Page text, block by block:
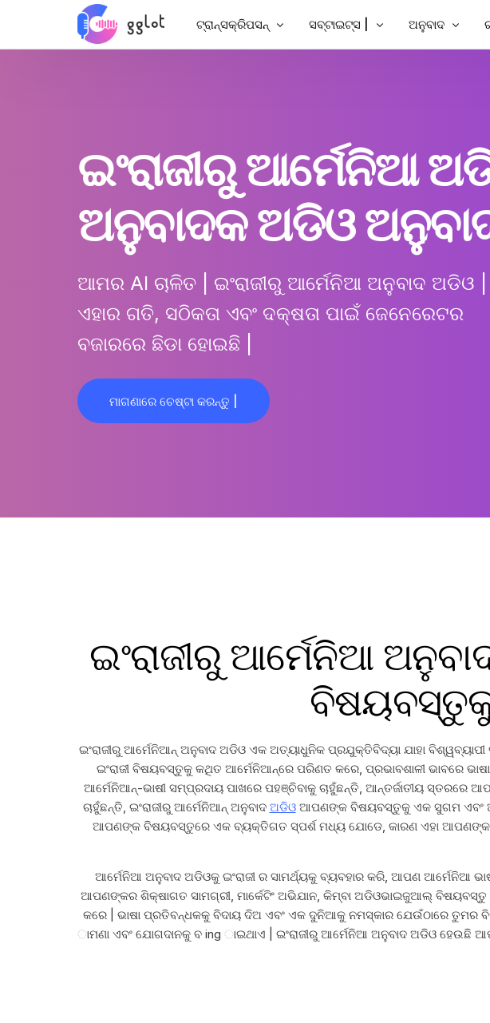
ଟ୍ରାନ୍ସକ୍ରିପସନ୍
YouTube କୁ ଟ୍ରାନ୍ସକ୍ରିପସନ୍ କରନ୍ତୁ
ମିଟିଂ ଟ୍ରାନ୍ସକ୍ରିପସନ୍
ପାଠ୍ୟକୁ ଅଡିଓ
କର୍ପୋରେଟ୍ ଭଏସ୍ଓଭର
ସବ୍ଟାଇଟ୍ସ |
ଚାଇନିଜ୍ ସବ୍ଟାଇଟ୍ସ |
AI ଡବିଂ |
VTT ସୃଷ୍ଟିକର୍ତ୍ତା |
ଅନୁବାଦ
ଇଂରାଜୀରୁ ଆର୍ମେନିଆ
ଅନୁବାଦକ ଅଡିଓ
ଆମର AI ଚାଳିତ | ଇଂରାଜୀରୁ ଆର୍ମେନିଆ ଅନୁବାଦ ଅଡିଓ |
ଏହାର ଗତି, ସଠିକତା ଏବଂ ଦକ୍ଷତା ପାଇଁ ଜେନେରେଟର
ବଜାରରେ ଛିଡା ହୋଇଛି |
ମାଗଣାରେ ଚେଷ୍ଟା କରନ୍ତୁ |
ଇଂରାଜୀରୁ ଆର୍ମେନିଆ
ବିଷୟବସ୍ତୁକୁ
ଇଂରାଜୀରୁ ଆର୍ମେନିଆନ୍ ଅନୁବାଦ ଅଡିଓ ଏକ ଅତ୍ୟାଧୁନିକ ପ୍ରଯୁକ୍ତିବିଦ୍ୟା ଯାହା
ଇଂରାଜୀ ବିଷୟବସ୍ତୁକୁ କଥିତ ଆର୍ମେନିଆନ୍‌ରେ ପରିଣତ କରେ, ପ୍ରଭାବଶାଳୀ ଭାବରେ
ଆର୍ମେନିଆନ୍-ଭାଷୀ ସମ୍ପ୍ରଦାୟ ପାଖରେ ପହଞ୍ଚିବାକୁ ଚାହୁଁଛନ୍ତି, ଆନ୍ତର୍ଜାତୀୟ
ଚାହୁଁଛନ୍ତି, ଇଂରାଜୀରୁ ଆର୍ମେନିଆନ୍ ଅନୁବାଦ ଅଡିଓଆପଣଙ୍କ ବିଷୟବସ୍ତୁକୁ ଏକ ସୁଗମ ଏବଂ
ଆପଣଙ୍କ ବିଷୟବସ୍ତୁରେ ଏକ ବ୍ୟକ୍ତିଗତ ସ୍ପର୍ଶ ମଧ୍ୟ ଯୋଡେ, କାରଣ ଏହା ଆପଣଙ୍କ
ଆର୍ମେନିଆ ଅନୁବାଦ ଅଡିଓକୁ ଇଂରାଜୀ ର ସାମର୍ଥ୍ୟକୁ ବ୍ୟବହାର କରି, ଆପଣ ଆର୍ମେନିଆ
ଆପଣଙ୍କର ଶିକ୍ଷାଗତ ସାମଗ୍ରୀ, ମାର୍କେଟିଂ ଅଭିଯାନ, କିମ୍ବା ଅଡିଓଭାଇଜୁଆଲ୍ ବିଷୟବସ୍ତୁ
କରେ | ଭାଷା ପ୍ରତିବନ୍ଧକକୁ ବିଦାୟ ଦିଅ ଏବଂ ଏକ ଦୁନିଆକୁ ନମସ୍କାର ଯେଉଁଠାରେ ତୁମର
ାମଣା ଏବଂ ଯୋଗଦାନକୁ ବ ing ାଇଥାଏ | ଇଂରାଜୀରୁ ଆର୍ମେନିଆ ଅନୁବାଦ ଅଡିଓ ହେଉଛି